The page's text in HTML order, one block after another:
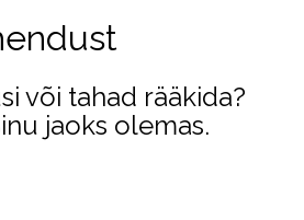
või tahad rääkida?
jaoks olemas.